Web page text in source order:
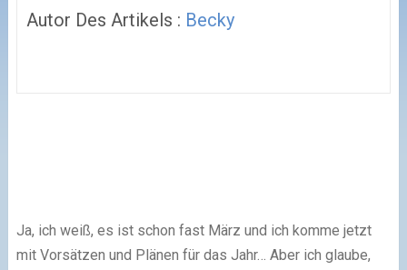
Autor Des Artikels : Becky
Ja, ich weiß, es ist schon fast März und ich komme jetzt
mit Vorsätzen und Plänen für das Jahr… Aber ich glaube,